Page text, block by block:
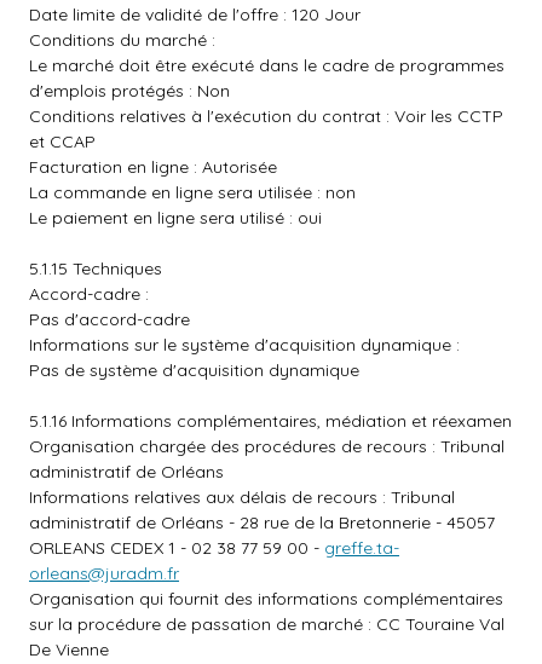
Date limite de validité de l'offre : 120 Jour
Conditions du marché :
Le marché doit être exécuté dans le cadre de programmes
d'emplois protégés : Non
Conditions relatives à l'exécution du contrat : Voir les CCTP
et CCAP
Facturation en ligne : Autorisée
La commande en ligne sera utilisée : non
Le paiement en ligne sera utilisé : oui
5.1.15 Techniques
Accord-cadre :
Pas d'accord-cadre
Informations sur le système d'acquisition dynamique :
Pas de système d'acquisition dynamique
5.1.16 Informations complémentaires, médiation et réexamen
Organisation chargée des procédures de recours : Tribunal
administratif de Orléans
Informations relatives aux délais de recours : Tribunal
administratif de Orléans - 28 rue de la Bretonnerie - 45057
ORLEANS CEDEX 1 - 02 38 77 59 00 - greffe.ta-
orleans@juradm.fr
Organisation qui fournit des informations complémentaires
sur la procédure de passation de marché : CC Touraine Val
De Vienne